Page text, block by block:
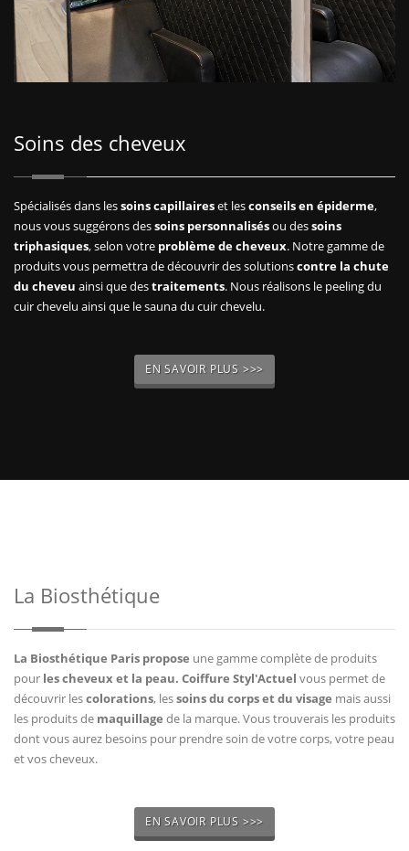
Soins des cheveux
Spécialisés dans lessoins capillaireset lesconseils en épiderme,
nous vous suggérons dessoins personnalisésou dessoins
triphasiques, selon votre problème de cheveux. Notre gamme de
produits vous permettra de découvrir des solutionscontre la chute
du cheveu ainsi que destraitements. Nous réalisons le peeling du
cuir chevelu ainsi que le sauna du cuir chevelu.
EN SAVOIR PLUS >>>
La Biosthétique
La Biosthétique Paris propose une gamme complète de produits
pour les cheveux et la peau. Coiffure Styl'Actuel vous permet de
découvrir lescolorations, lessoins du corps et du visage mais aussi
les produits de maquillage de la marque. Vous trouverais les produits
dont vous aurez besoins pour prendre soin de votre corps, votre peau
et vos cheveux.
EN SAVOIR PLUS >>>